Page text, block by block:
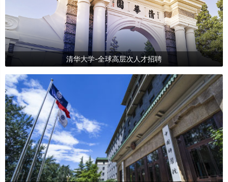
清华大学-全球高层次人才招聘